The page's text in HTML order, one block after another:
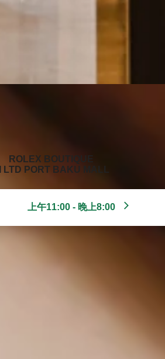
‭ROLEX BOUTIQUE
LTD PORT BAKU MALL‬
上午11:00 - 晚上8:00